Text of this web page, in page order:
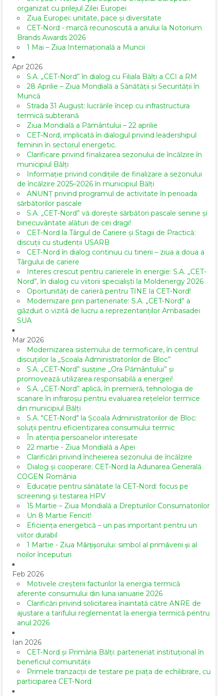
organizat cu prilejul Zilei Europei
Ziua Europei: unitate, pace și diversitate
CET-Nord - marcă recunoscută a anului la Notorium
Brands Awards 2026
1 Mai – Ziua Internațională a Muncii
Apr 2026
S.A. „CET-Nord” în dialog cu Filiala Bălți a CCI a RM
28 Aprilie – Ziua Mondială a Sănătății și Securității în
Muncă
Strada 31 August: lucrările încep cu infrastructura
termică subterană
Ziua Mondială a Pământului – 22 aprilie
CET-Nord, implicată în dialogul privind leadershipul
feminin în sectorul energetic.
Clarificare privind finalizarea sezonului de încălzire în
municipiul Bălți
Informație privind condițiile de finalizare a sezonului
de încălzire 2025–2026 în municipiul Bălți
ANUNȚ privind programul de activitate în perioada
sărbătorilor pascale
S.A. „CET-Nord” vă dorește sărbători pascale senine și
binecuvântate alături de cei dragi!
CET-Nord la Târgul de Cariere și Stagii de Practică:
discuții cu studenții USARB
CET-Nord în dialog continuu cu tinerii – ziua a doua a
Târgului de cariere
Interes crescut pentru carierele în energie: S.A. „CET-
Nord”, în dialog cu viitorii specialiști la Moldenergy 2026
Oportunități de carieră pentru TINE la CET-Nord!
Modernizare prin parteneriate: S.A. „CET-Nord” a
găzduit o vizită de lucru a reprezentanților Ambasadei
SUA
Mar 2026
Modernizarea sistemului de termoficare, în centrul
discuțiilor la „Școala Administratorilor de Bloc”
S.A. „CET-Nord” susține „Ora Pământului” și
promovează utilizarea responsabilă a energiei!
S.A. „CET-Nord” aplică, în premieră, tehnologia de
scanare în infraroșu pentru evaluarea rețelelor termice
din municipiul Bălți
S.A. "CET-Nord" la Școala Administratorilor de Bloc:
soluții pentru eficientizarea consumului termic
În atenția persoanelor interesate
22 martie - Ziua Mondială a Apei
Clarificări privind încheierea sezonului de încălzire
Dialog și cooperare: CET-Nord la Adunarea Generală
COGEN România
Educație pentru sănătate la CET-Nord: focus pe
screening și testarea HPV
15 Martie – Ziua Mondială a Drepturilor Consumatorilor
Un 8 Martie Fericit!
Eficiența energetică – un pas important pentru un
viitor durabil
1 Martie - Ziua Mărțișorului: simbol al primăverii și al
noilor începuturi
Feb 2026
Motivele creșterii facturilor la energia termică
aferente consumului din luna ianuarie 2026
Clarificări privind solicitarea înaintată către ANRE de
ajustare a tarifului reglementat la energia termică pentru
anul 2026
Ian 2026
CET-Nord și Primăria Bălți: parteneriat instituțional în
beneficiul comunității
Primele tranzacții de testare pe piața de echilibrare, cu
participarea CET-Nord